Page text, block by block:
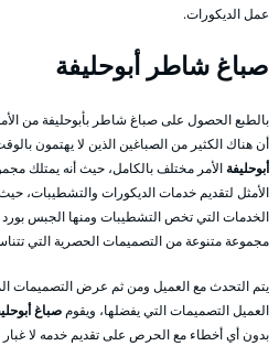
عمل الديكورات.
صباغ شاطر أبوحليفة
بالطبع الحصول على صباغ شاطر بأبوحليفة من
أن هناك الكثير من الصباغين الذين لا يهتمون
أبوحليفة الأمر مختلف بالكامل، حيث أنه يمتلك
الأمثل لتقديم خدمات الديكورات والتشطيبات،
الخدمات التي تخص التشطيبات ومنها الجبس بورد
مجموعة متنوعة من التصميمات الحصرية التي
يتم التحدث مع العميل ومن ثم عرض التصميمات
العميل التصميمات التي يفضلها، ويقومصباغ
بدون أي أخطاء مع الحرص على تقديم خدمه لا